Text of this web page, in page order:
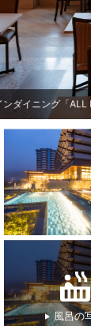
イニング「ALL
風呂の